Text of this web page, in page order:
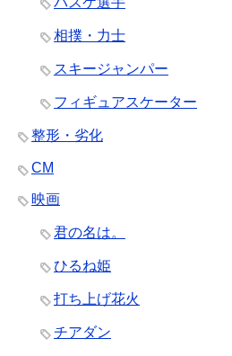
相撲・力士
スキージャンパー
フィギュアスケーター
整形・劣化
CM
映画
君の名は。
ひるね姫
打ち上げ花火
チアダン